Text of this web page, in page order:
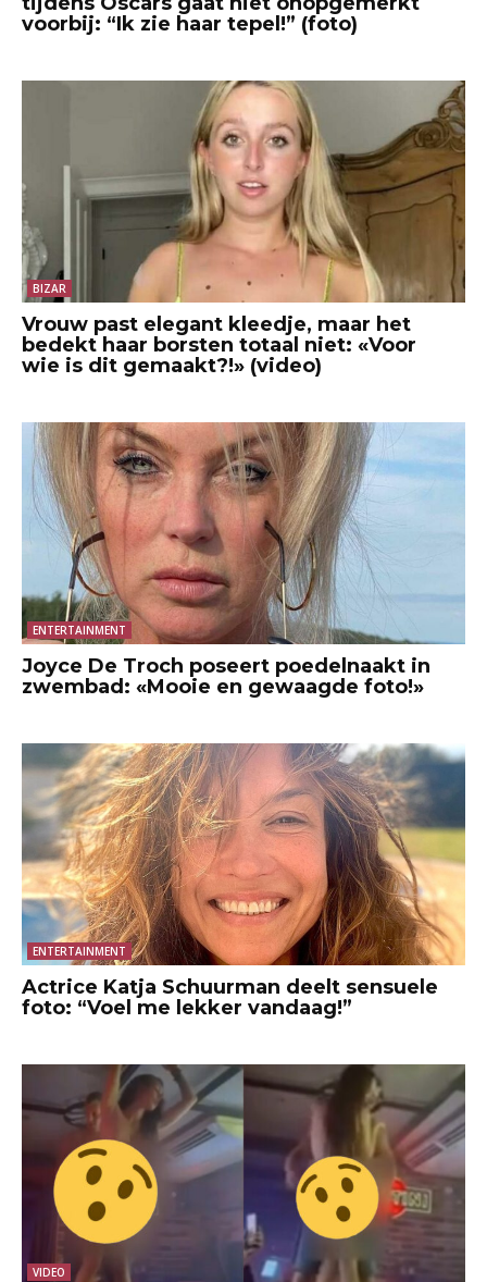
voorbij: “Ik zie haar tepel!” (foto)
BIZAR
Vrouw past elegant kleedje, maar het
bedekt haar borsten totaal niet: «Voor
wie is dit gemaakt?!» (video)
ENTERTAINMENT
Joyce De Troch poseert poedelnaakt in
zwembad: «Mooie en gewaagde foto!»
ENTERTAINMENT
Actrice Katja Schuurman deelt sensuele
foto: “Voel me lekker vandaag!”
VIDEO